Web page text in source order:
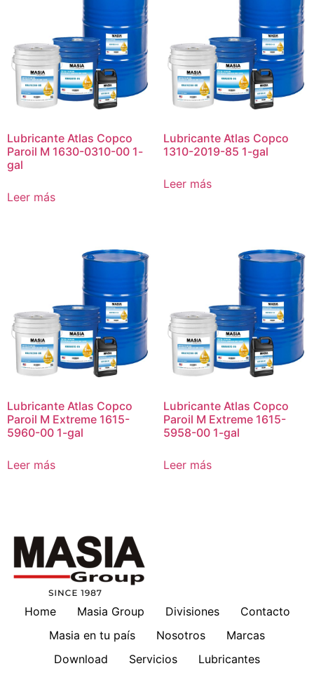
Lubricante Atlas Copco
Paroil M 1630-0310-00 1-
gal
Leer más
Lubricante Atlas Copco
1310-2019-85 1-gal
Leer más
Lubricante Atlas Copco
Paroil M Extreme 1615-
5960-00 1-gal
Leer más
Lubricante Atlas Copco
Paroil M Extreme 1615-
5958-00 1-gal
Leer más
Home Masia Group Divisiones
Contacto
Masia en tu país
Nosotros
Marcas
Download
Servicios Lubricantes